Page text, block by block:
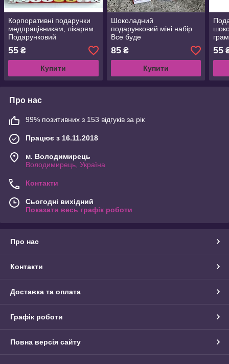
Корпоративні подарунки
медпрацівникам, лікарям.
Подарунковий
шоколадний батончик 40
грам для медичних
працівників
55 ₴
Купити
Шоколадний
подарунковий міні набір
Все буде
Україна.Подарунки для
дітей в школу,садочок.На
випускний,день Захисника
та Захисниці
85₴
Купити
55
Про нас
99% позитивних з 153 відгуків за рік
Працює з 16.11.2018
м. Володимирець
Володимирець, Україна
Контакти
Сьогодні вихідний
Показати весь графік роботи
Про нас
Контакти
Доставка та оплата
Графік роботи
Повна версія сайту